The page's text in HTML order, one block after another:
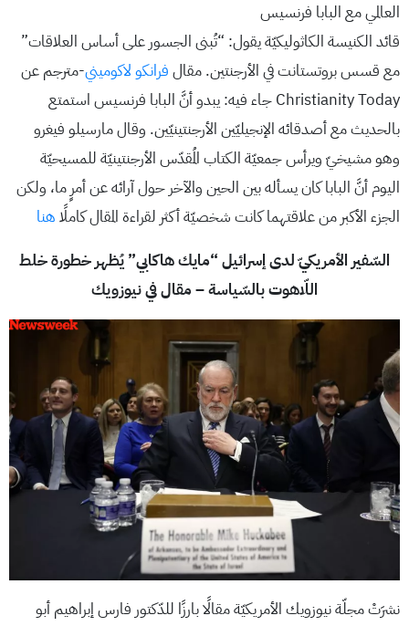
العالمي مع البابا فرنسيس
قائد الكنيسة الكاثوليكيّة يقول: “تُبنى الجسور على أساس العلاقات”
مع قسس بروتستانت في الأرجنتين. مقال فرانكو لاكوميني-مترجم عن
Christianity Today جاء فيه: يبدو أنَّ البابا فرنسيس استمتع
بالحديث مع أصدقائه الإنجيليّين الأرجنتينيّين. وقال مارسيلو فيغرو
وهو مشيخيّ ويرأس جمعيّة الكتاب المُقدّس الأرجنتينيّة للمسيحيّة
اليوم أنَّ البابا كان يسأله بين الحين والآخر حول آرائه عن أمرٍ ما، ولكن
الجزء الأكبر من علاقتهما كانت شخصيّة أكثر لقراءة المقال كاملًا هنا
السّفير الأمريكيّ لدى إسرائيل “مايك هاكابي” يُظهر خطورة خلط
اللّاهوت بالسّياسة – مقال في نيوزويك
نشرَتْ مجلّة نيوزويك الأمريكيّة مقالًا بارزًا للدّكتور فارس إبراهيم أبو